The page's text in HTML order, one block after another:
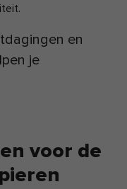
en
je
voor de